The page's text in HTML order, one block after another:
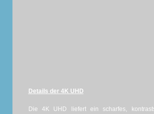
Details der 4K UHD
Die 4K UHD liefert ein scharfes,